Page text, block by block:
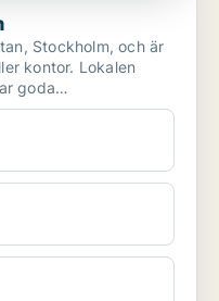
Stockholm, och är
kontor. Lokalen
goda